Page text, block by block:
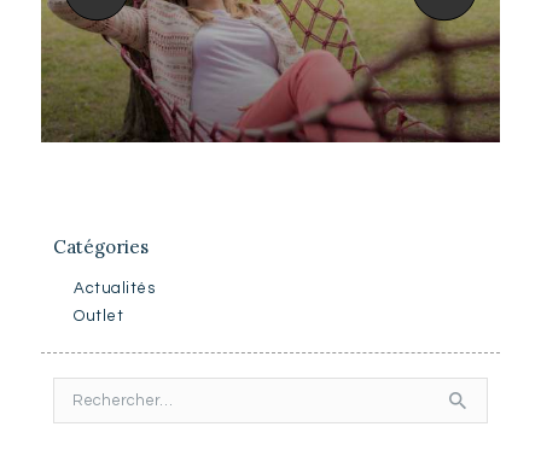
Catégories
Actualités
Outlet